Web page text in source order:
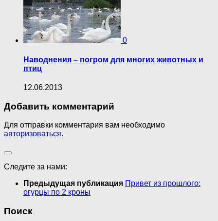
0
Наводнения – погром для многих животных и
птиц
12.06.2013
Добавить комментарий
Для отправки комментария вам необходимо
авторизоваться.
Следите за нами:
Предыдущая публикация Привет из прошлого:
огурцы по 2 кроны
Поиск